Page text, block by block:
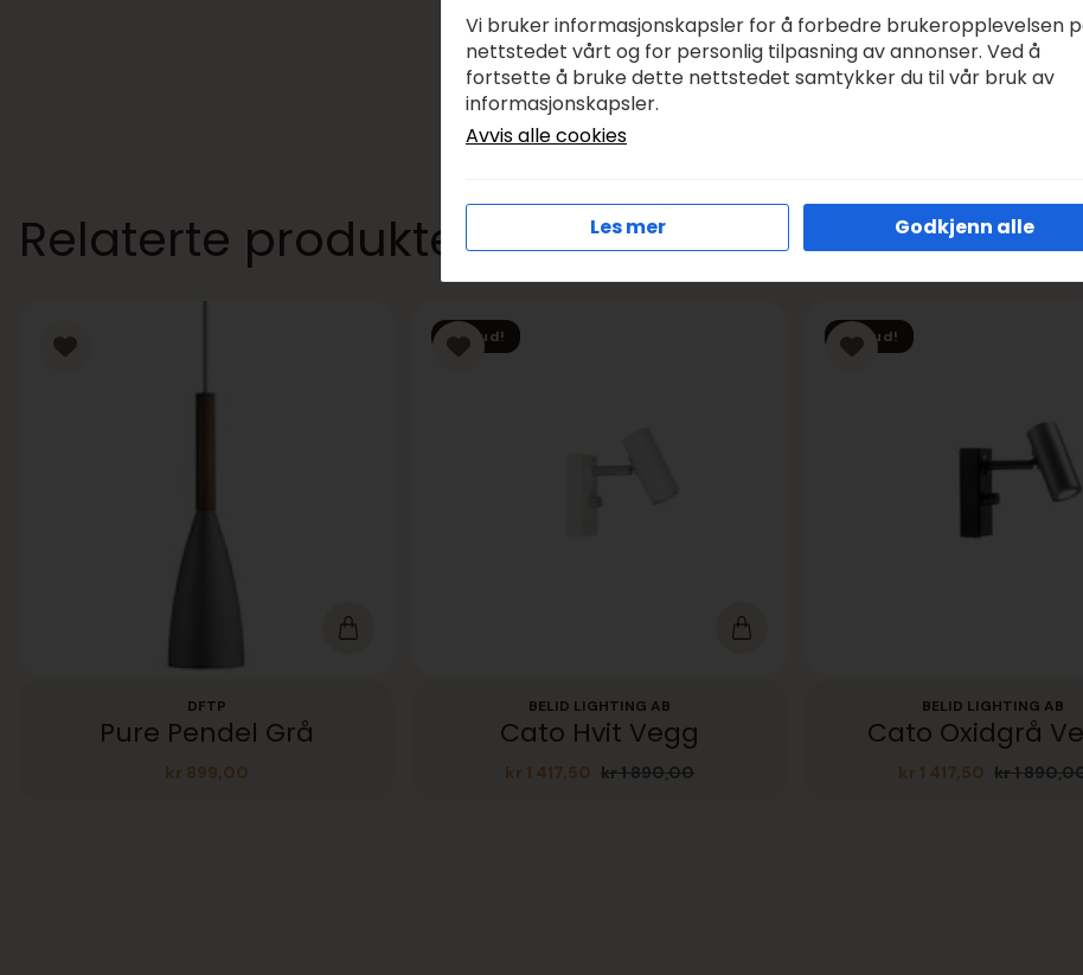
Frakt:
GRATIS FRA KR 1000
Relaterte produkter
DFTP
Pure Pendel Grå
kr 899,00
Tilbud!
BELID LIGHTING AB
Cato Hvit Vegg
kr1 890,00
Opprinnelig
kr 1 417,50 Nåværende
Tilbud!
BELID LIGHTING AB
Cato Oxidgrå
kr1
kr 1 417,50
Vi bruker informasjonskapsler for å forbedre brukeropplevelsen
nettstedet vårt og for personlig tilpasning av annonser. Ved å
fortsette å bruke dette nettstedet samtykker du til vår bruk av
informasjonskapsler.
Avvis alle cookies
Les mer Godkjenn alle